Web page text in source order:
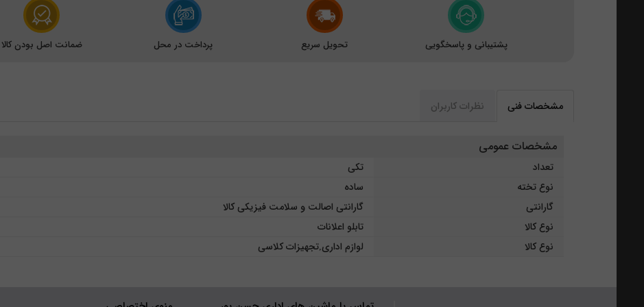
پشتیبانی و پاسخگویی تحویل سریع پرداخت در محل ضمانت اصل بودن کالا
مشخصات فنی نظرات کاربران
مشخصات عمومی
تعداد
تکی
نوع تخته
ساده
گارانتی
گارانتی اصالت و سلامت فیزیکی کالا
نوع کالا
تابلو اعلانات
نوع کالا
لوازم اداری,تجهیزات کلاسی